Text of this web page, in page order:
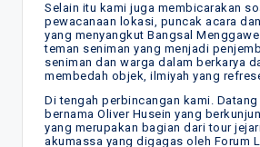
Selain itu kami juga membicarakan
pewacanaan lokasi, puncak acara
yang menyangkut Bangsal
teman seniman yang menjadi
seniman dan warga dalam berkarya
membedah objek, ilmiyah yang
Di tengah perbincangan kami.
bernama Oliver Husein yang
yang merupakan bagian dari tour
akumassa yang digagas oleh Forum